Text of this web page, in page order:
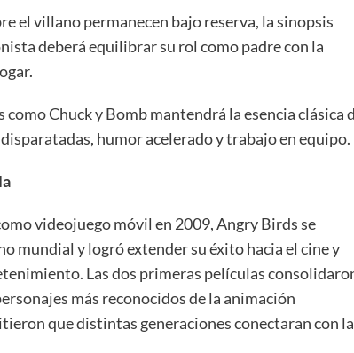
el villano permanecen bajo reserva, la sinopsis
deberá equilibrar su rol como padre con la
como Chuck y Bomb mantendrá la esencia clásica
humor acelerado y trabajo en equipo.
videojuego móvil en 2009, Angry Birds se
mundial y logró extender su éxito hacia el cine y
Las dos primeras películas
más reconocidos de la animación
que distintas generaciones conectaran con la